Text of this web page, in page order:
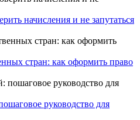
начисления и не запутаться
стран: как оформить право
руководство для